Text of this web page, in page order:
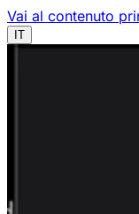
Vai al contenuto
IT